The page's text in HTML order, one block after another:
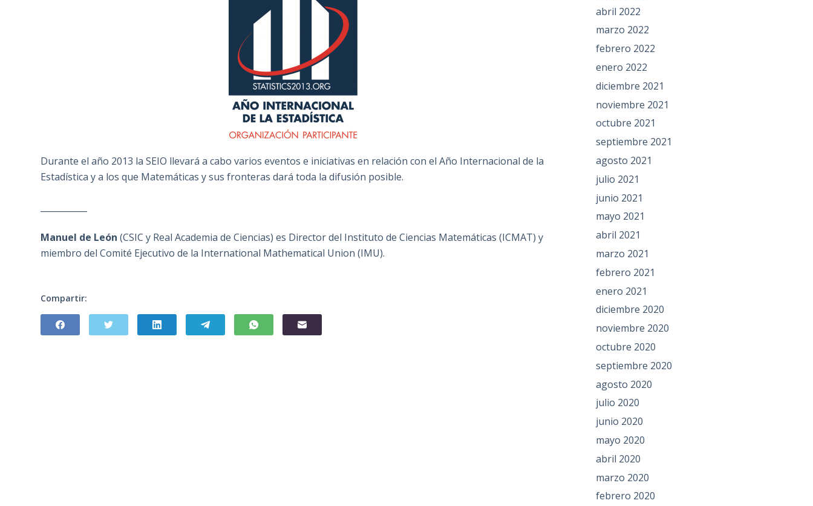
Durante el año 2013 la SEIO llevará a cabo varios eventos e iniciativas en relación con el Año Internacional de la
Estadística y a los que Matemáticas y sus fronteras dará toda la difusión posible.
Manuel de León (CSIC y Real Academia de Ciencias) es Director del Instituto de Ciencias Matemáticas (ICMAT) y
miembro del Comité Ejecutivo de la International Mathematical Union (IMU).
Compartir:
abril 2022
marzo 2022
febrero 2022
enero 2022
diciembre 2021
noviembre 2021
octubre 2021
septiembre 2021
agosto 2021
julio 2021
junio 2021
mayo 2021
abril 2021
marzo 2021
febrero 2021
enero 2021
diciembre 2020
noviembre 2020
octubre 2020
septiembre 2020
agosto 2020
julio 2020
junio 2020
mayo 2020
abril 2020
marzo 2020
febrero 2020